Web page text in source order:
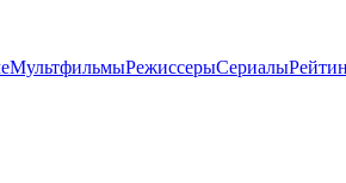
МультфильмыРежиссерыСериалы